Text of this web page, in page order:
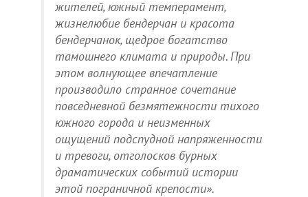
жителей, южный темперамент,
жизнелюбие бендерчан и красота
бендерчанок, щедрое богатство
тамошнего климата и природы. При
этом волнующее впечатление
производило странное сочетание
повседневной безмятежности тихого
южного города и неизменных
ощущений подспудной напряженности
и тревоги, отголосков бурных
драматических событий истории
этой пограничной крепости».